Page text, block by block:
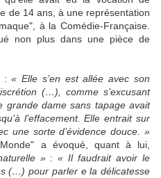
de 14 ans, à une représentation
à la Comédie-Française.
non plus dans une pièce de
:« Elle s’en est allée avec son
(…), comme s’excusant
grande dame sans tapage avait
l’effacement. Elle entrait sur
une sorte d’évidence douce. »
a évoqué, quant à lui,
»:« Il faudrait avoir le
(…) pour parler e la délicatesse